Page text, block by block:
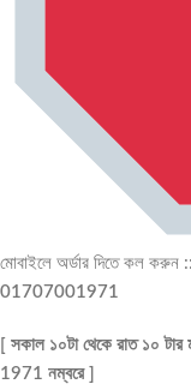
মোবাইলে অর্ডার দিতে কল করুন ::
01707001971
[ সকাল ১০টা থেকে রাত ১০
1971 নম্বরে ]